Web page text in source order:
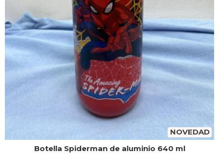
NOVEDAD
Botella Spiderman de aluminio 640 ml